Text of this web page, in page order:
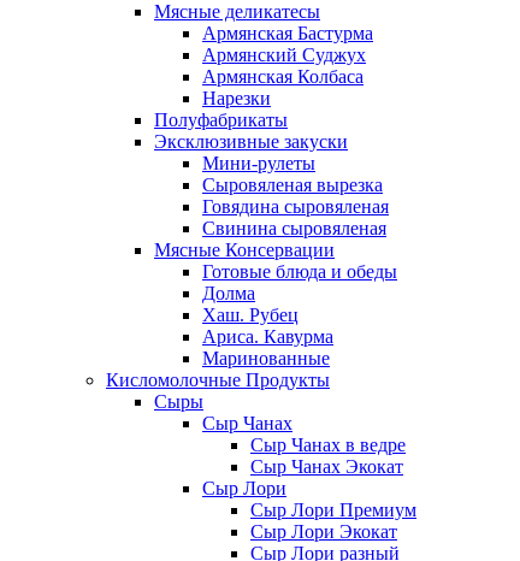
Мясные деликатесы
Армянская Бастурма
Армянский Суджух
Армянская Колбаса
Нарезки
Полуфабрикаты
Эксклюзивные закуски
Мини-рулеты
Сыровяленая вырезка
Говядина сыровяленая
Свинина сыровяленая
Мясные Консервации
Готовые блюда и обеды
Долма
Хаш. Рубец
Ариса. Кавурма
Маринованные
Кисломолочные Продукты
Сыры
Сыр Чанах
Сыр Чанах в ведре
Сыр Чанах Экокат
Сыр Лори
Сыр Лори Премиум
Сыр Лори Экокат
Сыр Лори разный